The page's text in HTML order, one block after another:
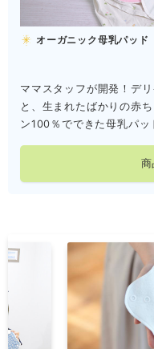
オーガニック母乳パッド
ママスタッフが開発！デ
と、生まれたばかりの赤
ン100％でできた母乳パッ
商